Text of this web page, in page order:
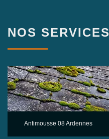
NOS SERVICES
Antimousse 08 Ardennes